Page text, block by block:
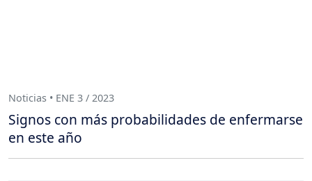
Noticias • ENE 3 / 2023
Signos con más probabilidades de enfermarse
en este año